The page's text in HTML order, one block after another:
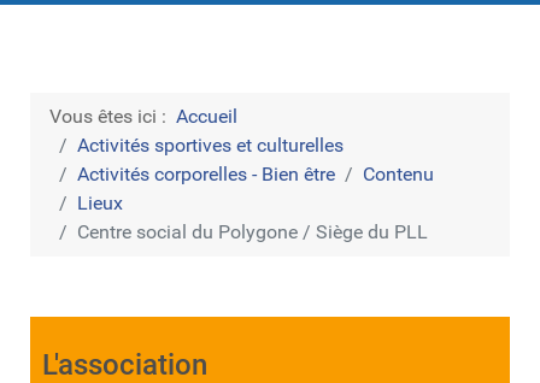
Vous êtes ici : Accueil
Activités sportives et culturelles
Activités corporelles - Bien être
Contenu
Lieux
Centre social du Polygone / Siège du PLL
L'association